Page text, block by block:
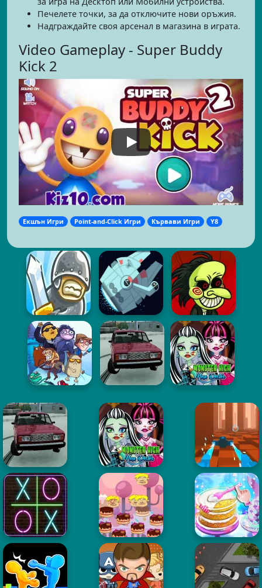
Печелете точки, за да отключите нови оръжия.
Надграждайте своя арсенал в магазина в играта.
Video Gameplay - Super Buddy
Kick 2
Екшън Игри Point-and-Click Игри Кървави Игри Y8